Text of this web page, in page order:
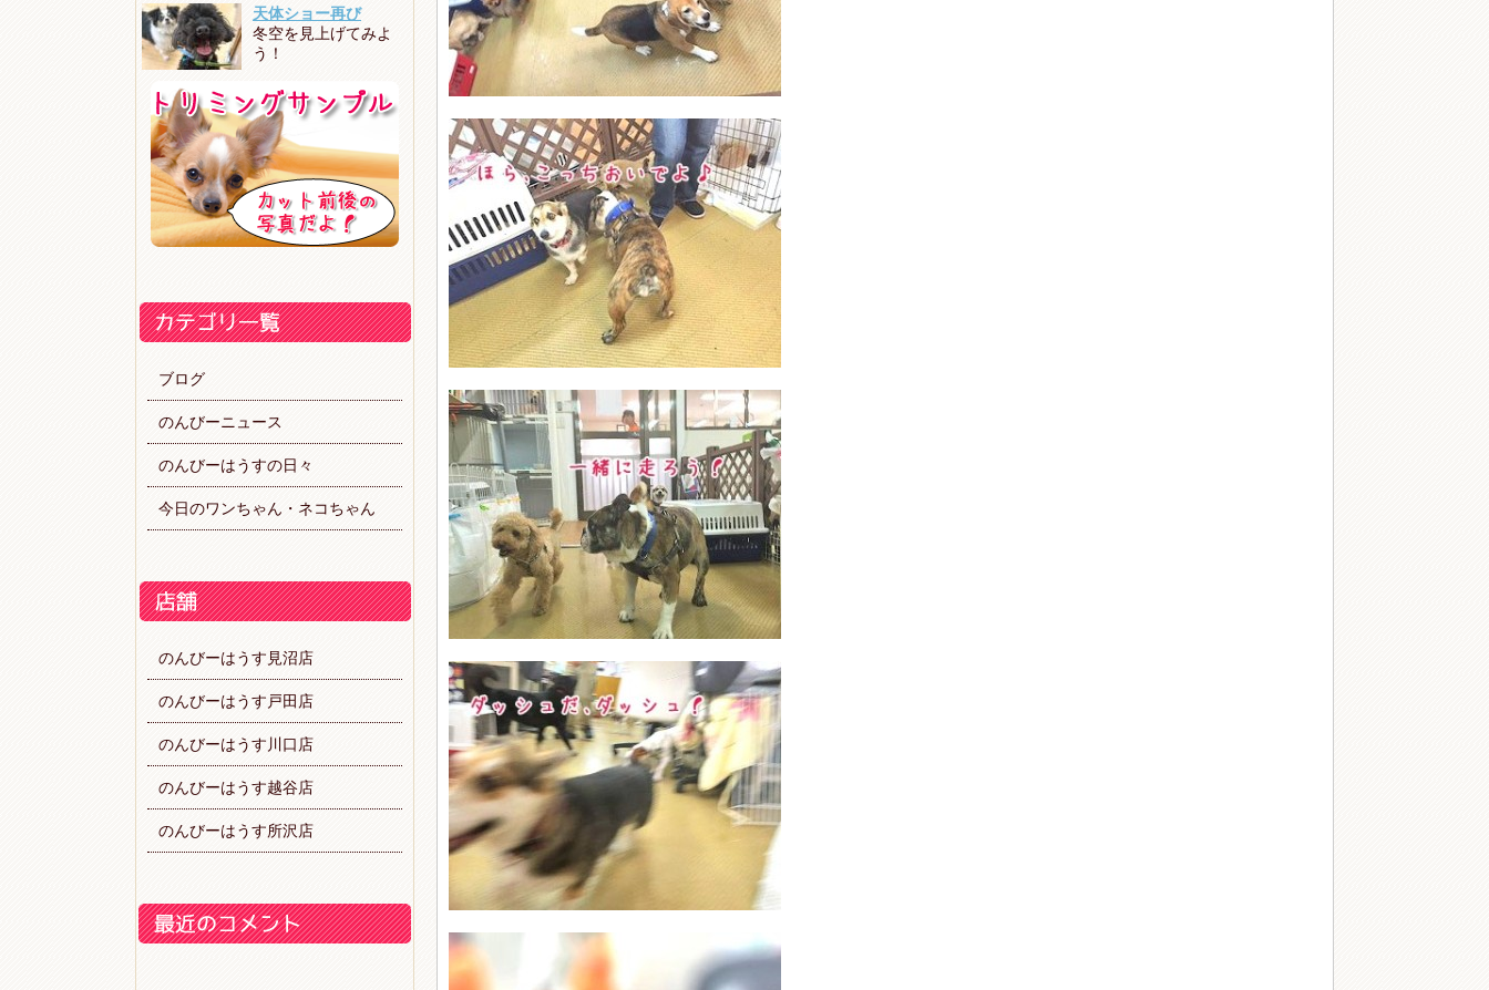
天体ショー再び
冬空を見上げてみよ
う！
ブログ
のんびーニュース
のんびーはうすの日々
今日のワンちゃん・ネコちゃん
のんびーはうす見沼店
のんびーはうす戸田店
のんびーはうす川口店
のんびーはうす越谷店
のんびーはうす所沢店